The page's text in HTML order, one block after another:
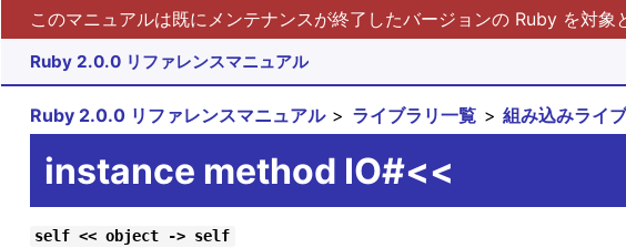
このマニュアルは既にメンテナンスが終了したバージョンの Ruby を対象
Ruby 2.0.0 リファレンスマニュアル
Ruby 2.0.0 リファレンスマニュアル ライブラリ一覧 組み込みライ
instance method IO#<<
self << object -> self